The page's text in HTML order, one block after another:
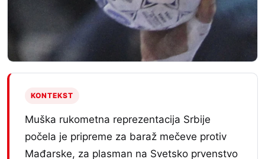
KONTEKST
Muška rukometna reprezentacija Srbije
počela je pripreme za baraž mečeve protiv
Mađarske, za plasman na Svetsko prvenstvo